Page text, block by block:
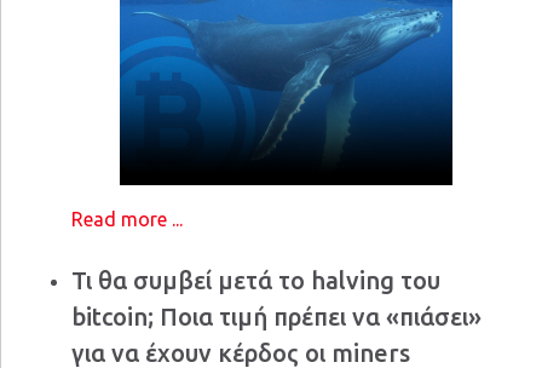
Read more ...
Τι θα συμβεί μετά το halving του
bitcoin; Ποια τιμή πρέπει να «πιάσει»
για να έχουν κέρδος οι miners